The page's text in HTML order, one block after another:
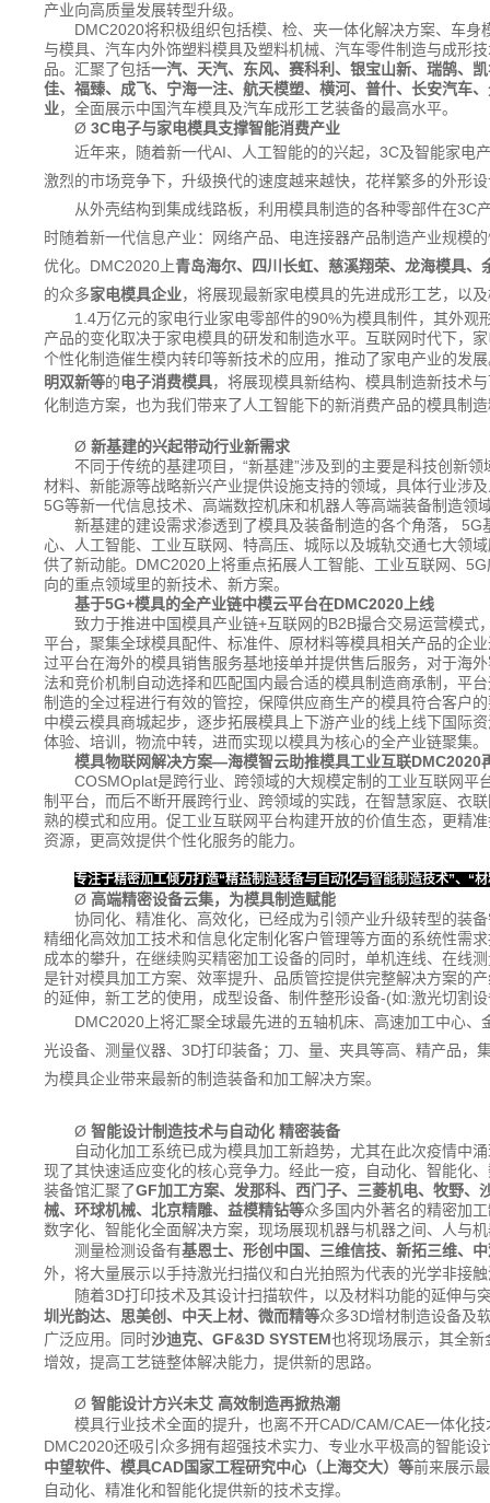
产业向高质量发展转型升级。
DMC2020将积极组织包括模、检、夹一体化解决方案、车
与模具、汽车内外饰塑料模具及塑料机械、汽车零件制造与成形
品。汇聚了包括一汽、天汽、东风、赛科利、银宝山新、瑞鹄、
佳、福臻、成飞、宁海一注、航天模塑、横河、普什、长安汽车
业，全面展示中国汽车模具及汽车成形工艺装备的最高水平。
Ø3C电子与家电模具支撑智能消费产业
近年来，随着新一代AI、人工智能的的兴起，3C及智能家电
激烈的市场竞争下，升级换代的速度越来越快，花样繁多的外形
从外壳结构到集成线路板，利用模具制造的各种零部件在3C
时随着新一代信息产业：网络产品、电连接器产品制造产业规模
优化。DMC2020上青岛海尔、四川长虹、慈溪翔荣、龙海模具
的众多家电模具企业，将展现最新家电模具的先进成形工艺，以
1.4万亿元的家电行业家电零部件的90%为模具制件，其外观
产品的变化取决于家电模具的研发和制造水平。互联网时代下，
个性化制造催生模内转印等新技术的应用，推动了家电产业的发
明双新等的电子消费模具，将展现模具新结构、模具制造新技术
化制造方案，也为我们带来了人工智能下的新消费产品的模具制
Ø新基建的兴起带动行业新需求
不同于传统的基建项目，“新基建”涉及到的主要是科技创新
材料、新能源等战略新兴产业提供设施支持的领域，具体行业涉
5G等新一代信息技术、高端数控机床和机器人等高端装备制造领
新基建的建设需求渗透到了模具及装备制造的各个角落，
心、人工智能、工业互联网、特高压、城际以及城轨交通七大领
供了新动能。DMC2020上将重点拓展人工智能、工业互联网、
向的重点领域里的新技术、新方案。
基于5G+模具的全产业链中模云平台在DMC2020 上线
致力于推进中国模具产业链+互联网的B2B撮合交易运营模式
平台，聚集全球模具配件、标准件、原材料等模具相关产品的企
过平台在海外的模具销售服务基地接单并提供售后服务，对于海
法和竞价机制自动选择和匹配国内最合适的模具制造商承制，平
制造的全过程进行有效的管控，保障供应商生产的模具符合客户
中模云模具商城起步，逐步拓展模具上下游产业的线上线下国际
体验、培训，物流中转，进而实现以模具为核心的全产业链聚集。
模具物联网解决方案—海模智云助推模具工业互联DMC2020
COSMOplat是跨行业、跨领域的大规模定制的工业互联网平
制平台，而后不断开展跨行业、跨领域的实践，在智慧家庭、衣
熟的模式和应用。促工业互联网平台构建开放的价值生态，更精
资源，更高效提供个性化服务的能力。
专注于精密加工倾力打造“精益制造装备与自动化与智能制造技术”、“
Ø 高端精密设备云集，为模具制造赋能
协同化、精准化、高效化，已经成为引领产业升级转型的装
精细化高效加工技术和信息化定制化客户管理等方面的系统性需
成本的攀升，在继续购买精密加工设备的同时，单机连线、在线
是针对模具加工方案、效率提升、品质管控提供完整解决方案的
的延伸，新工艺的使用，成型设备、制件整形设备-(如:激光切割
DMC2020上将汇聚全球最先进的五轴机床、高速加工中心
光设备、测量仪器、3D打印装备；刀、量、夹具等高、精产品，
为模具企业带来最新的制造装备和加工解决方案。
Ø 智能设计制造技术与自动化 精密装备
自动化加工系统已成为模具加工新趋势，尤其在此次疫情中
现了其快速适应变化的核心竞争力。经此一疫，自动化、智能化
装备馆汇聚了GF加工方案、发那科、西门子、三菱机电、牧野、
械、环球机械、北京精雕、益模精钻等众多国内外著名的精密加
数字化、智能化全面解决方案，现场展现机器与机器之间、人与
测量检测设备有基恩士、 形创中国、三维信技、新拓三维、
外，将大量展示以手持激光扫描仪和白光拍照为代表的光学非接
随着3D打印技术及其设计扫描软件，以及材料功能的延伸与
圳光韵达、 思美创、 中天上材、微而精等众多3D增材制造设备及
广泛应用。同时沙迪克、 GF&3D SYSTEM也将现场展示，其全新
增效，提高工艺链整体解决能力，提供新的思路。
Ø 智能设计方兴未艾 高效制造再掀热潮
模具行业技术全面的提升，也离不开CAD/CAM/CAE一体化技
DMC2020还吸引众多拥有超强技术实力、专业水平极高的智能设
中望软件、模具CAD国家工程研究中心（上海交大）等前来展示
自动化、精准化和智能化提供新的技术支撑。